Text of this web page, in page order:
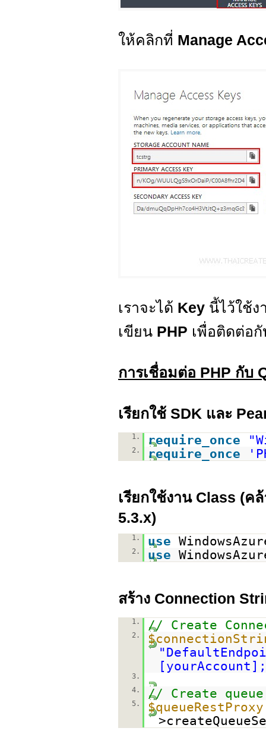
ให้คลิกที่ Manage
เราจะได้ Key นี้ไว้ใช้ง
เขียน PHP เพื่อติดต่อกั
การเชื่อมต่อ PHP กับ
เรียกใช้ SDK และ
1. require_once
2. require_once
เรียกใช้งาน Class (ค
5.3.x)
1. use
2. use
สร้าง Connection
1. // Create
2.
3.
4.
// Create queue
5.
$queueRestProxy